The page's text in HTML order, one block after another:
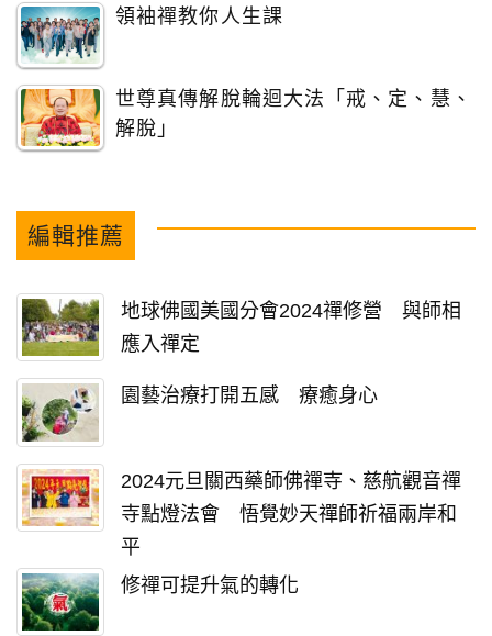
領袖禪教你人生課
世尊真傳解脫輪迴大法「戒、定、慧、
解脫」
編輯推薦
地球佛國美國分會2024禪修營 與師相
應入禪定
園藝治療打開五感 療癒身心
2024元旦關西藥師佛禪寺、慈航觀音禪
寺點燈法會 悟覺妙天禪師祈福兩岸和
平
修禪可提升氣的轉化